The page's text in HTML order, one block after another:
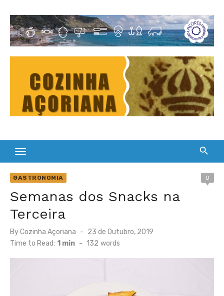
content
Cultura Gastronómica dos Açores
GASTRONOMIA 0
Semanas dos Snacks na
Terceira
ByCozinha Açoriana
Posted
on
23 de Outubro, 2019
Time to Read: 1 min - 132 words